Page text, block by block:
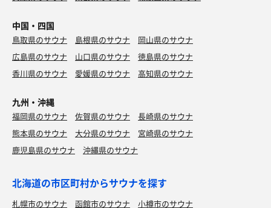
中国・四国
鳥取県のサウナ 島根県のサウナ
岡山県のサウナ
広島県のサウナ
山口県のサウナ
徳島県のサウナ
香川県のサウナ
愛媛県のサウナ 高知県のサウナ
九州・沖縄
福岡県のサウナ 佐賀県のサウナ
長崎県のサウナ
熊本県のサウナ
大分県のサウナ
宮崎県のサウナ
鹿児島県のサウナ
沖縄県のサウナ
北海道の市区町村からサウナを探す
札幌市のサウナ 函館市のサウナ
小樽市のサウナ